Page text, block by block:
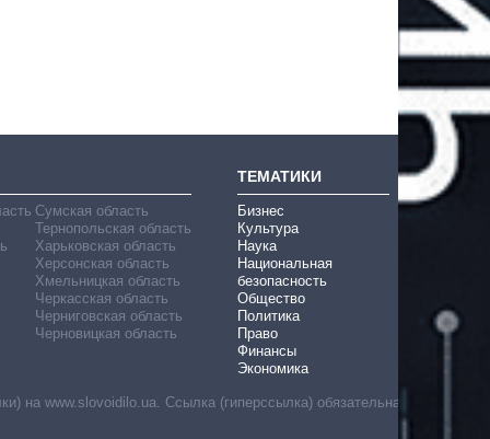
Сумская область
Тернопольская область
Харьковская область
Херсонская область
Хмельницкая область
Черкасская область
Черниговская область
Черновицкая область
ТЕМАТИКИ
Бизнес
Культура
Наука
Национальная
безопасность
Общество
Политика
Право
Финансы
Экономика
на www.slovoidilo.ua. Ссылка (гиперссылка) обязательна